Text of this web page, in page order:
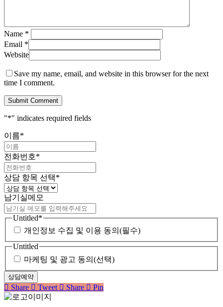
Name *
Email *
Website
Save my name, email, and website in this browser for the next
time I comment.
"*" indicates required fields
이름*
전화번호*
상담 항목 선택*
남기실메모
Untitled*
개인정보 수집 및 이용 동의(필수)
Untitled
마케팅 및 광고 동의(선택)
Share Tweet Share Pin